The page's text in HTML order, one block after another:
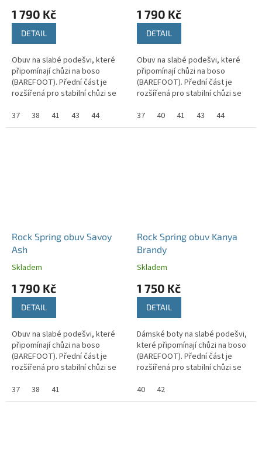
1 790 Kč
DETAIL
Obuv na slabé podešvi, které
připomínají chůzi na boso
(BAREFOOT). Přední část je
rozšířená pro stabilní chůzi se
37
38 41 43 44
1 790 Kč
DETAIL
Obuv na slabé podešvi, které
připomínají chůzi na boso
(BAREFOOT). Přední část je
rozšířená pro stabilní chůzi se
37
40 41 43 44
Rock Spring obuv Savoy
Ash
Skladem
1 790 Kč
DETAIL
Obuv na slabé podešvi, které
připomínají chůzi na boso
(BAREFOOT). Přední část je
rozšířená pro stabilní chůzi se
37
38 41
Rock Spring obuv Kanya
Brandy
Skladem
1 750 Kč
DETAIL
Dámské boty na slabé podešvi,
které připomínají chůzi na boso
(BAREFOOT). Přední část je
rozšířená pro stabilní chůzi se
40
42